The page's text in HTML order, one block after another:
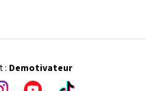
: Demotivateur